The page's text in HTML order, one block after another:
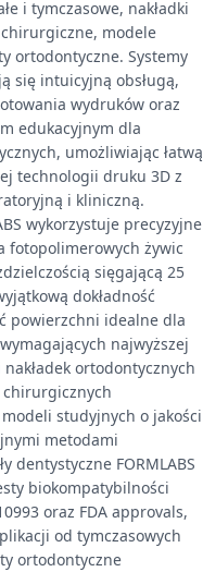
i tymczasowe, nakładki
modele
ortodontyczne. Systemy
się intuicyjną obsługą,
wydruków oraz
edukacyjnym dla
umożliwiając łatwą
technologii druku 3D z
i kliniczną.
wykorzystuje precyzyjne
fotopolimerowych żywic
sięgającą 25
dokładność
powierzchni idealne dla
najwyższej
ortodontycznych
studyjnych o jakości
metodami
dentystyczne FORMLABS
biokompatybilności
oraz FDA approvals,
od tymczasowych
ortodontyczne